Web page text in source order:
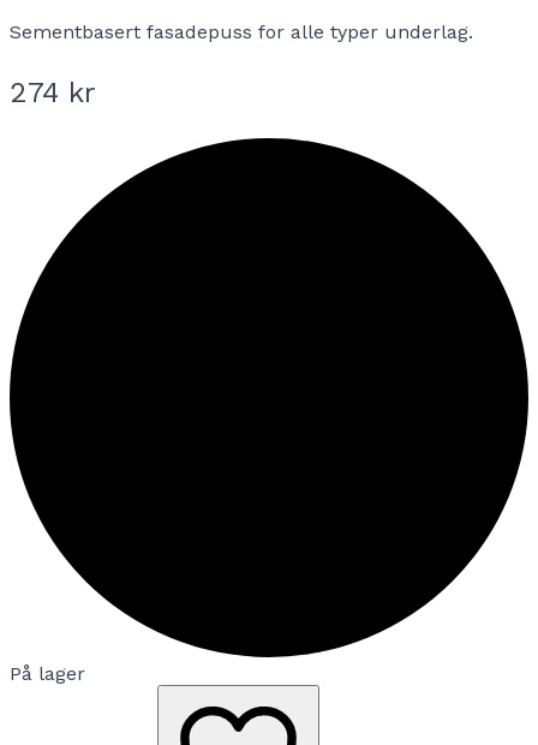
Sementbasert fasadepuss for alle typer underlag.
274 kr
På lager